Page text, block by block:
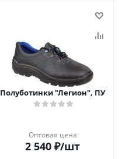
Полуботинки "Легион", ПУ
Оптовая цена
2 540 ₽/шт